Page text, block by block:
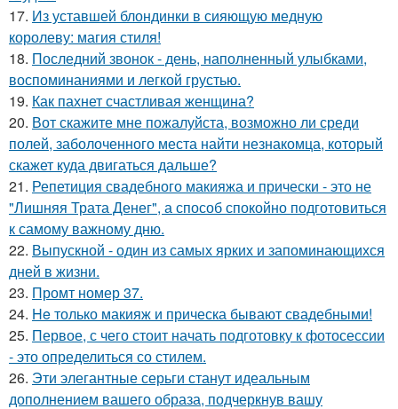
17. Из уставшей блондинки в сияющую медную
королеву: магия стиля!
18. Последний звонок - день, наполненный улыбками,
воспоминаниями и легкой грустью.
19. Как пахнет счастливая женщина?
20. Вот скажите мне пожалуйста, возможно ли среди
полей, заболоченного места найти незнакомца, который
скажет куда двигаться дальше?
21. Репетиция свадебного макияжа и прически - это не
"Лишняя Трата Денег", а способ спокойно подготовиться
к самому важному дню.
22. Выпускной - один из самых ярких и запоминающихся
дней в жизни.
23. Промт номер 37.
24. He только макияж и прическа бывают свадебными!
25. Первое, с чего стоит начать подготовку к фотосессии
- это определиться со стилем.
26. Эти элегантные серьги станут идеальным
дополнением вашего образа, подчеркнув вашу